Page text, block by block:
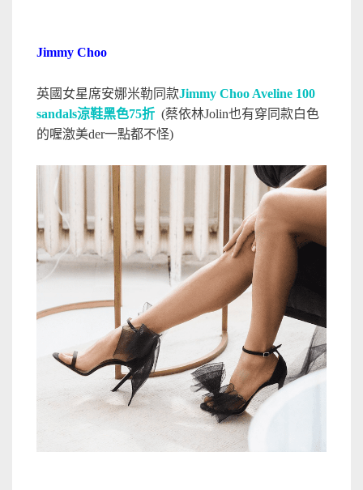
Jimmy Choo
英國女星席安娜米勒同款Jimmy Choo Aveline 100
sandals涼鞋黑色75折 (蔡依林Jolin也有穿同款白色
的喔激美der一點都不怪)